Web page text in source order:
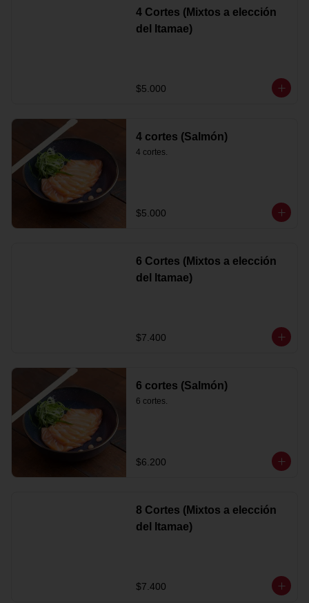
4 Cortes (Mixtos a elección
del Itamae)
$5.000
4 cortes (Salmón)
4 cortes.
$5.000
6 Cortes (Mixtos a elección
del Itamae)
$7.400
6 cortes (Salmón)
6 cortes.
$6.200
8 Cortes (Mixtos a elección
del Itamae)
$7.400